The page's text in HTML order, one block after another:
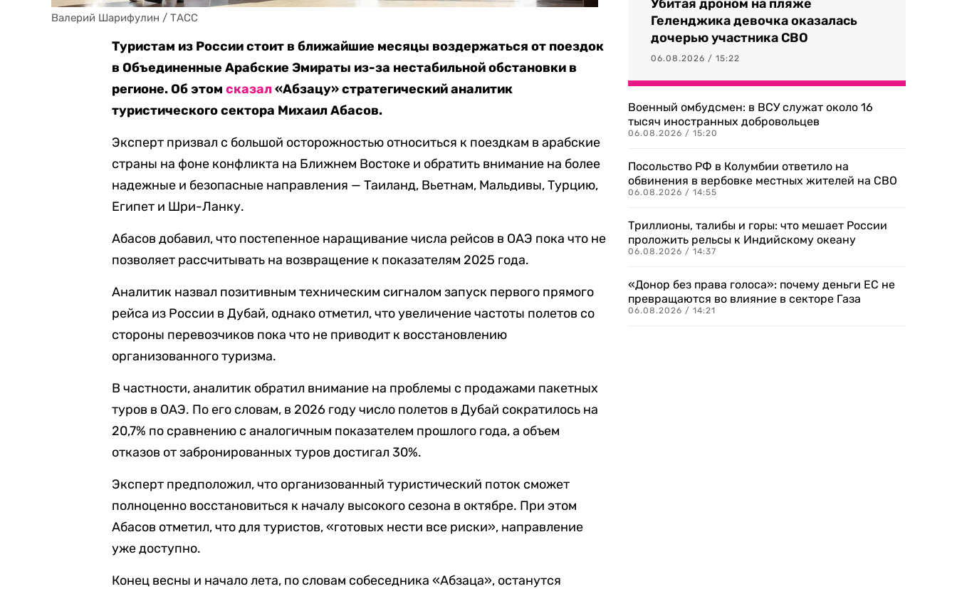
Валерий Шарифулин / ТАСС
Туристам из России стоит в ближайшие месяцы воздержаться от поездок
в Объединенные Арабские Эмираты из-за нестабильной обстановки в
регионе. Об этомсказал«Абзацу» стратегический аналитик
туристического сектора Михаил Абасов.
Эксперт призвал с большой осторожностью относиться к поездкам в арабские
страны на фоне конфликта на Ближнем Востоке и обратить внимание на более
надежные и безопасные направления — Таиланд, Вьетнам, Мальдивы, Турцию,
Египет и Шри-Ланку.
Абасов добавил, что постепенное наращивание числа рейсов в ОАЭ пока что не
позволяет рассчитывать на возвращение к показателям 2025 года.
Аналитик назвал позитивным техническим сигналом запуск первого прямого
рейса из России в Дубай, однако отметил, что увеличение частоты полетов со
стороны перевозчиков пока что не приводит к восстановлению
организованного туризма.
В частности, аналитик обратил внимание на проблемы с продажами пакетных
туров в ОАЭ. По его словам, в 2026 году число полетов в Дубай сократилось на
20,7% по сравнению с аналогичным показателем прошлого года, а объем
отказов от забронированных туров достигал 30%.
Эксперт предположил, что организованный туристический поток сможет
полноценно восстановиться к началу высокого сезона в октябре. При этом
Абасов отметил, что для туристов, «готовых нести все риски», направление
уже доступно.
Конец весны и начало лета, по словам собеседника «Абзаца», останутся
Убитая дроном на пляже
Геленджика девочка оказалась
дочерью участника СВО
06.08.2026 / 15:22
Военный омбудсмен: в ВСУ служат около 16
тысяч иностранных добровольцев
06.08.2026 / 15:20
Посольство РФ в Колумбии ответило на
обвинения в вербовке местных жителей на СВО
06.08.2026 / 14:55
Триллионы, талибы и горы: что мешает России
проложить рельсы к Индийскому океану
06.08.2026 / 14:37
«Донор без права голоса»: почему деньги ЕС не
превращаются во влияние в секторе Газа
06.08.2026 / 14:21